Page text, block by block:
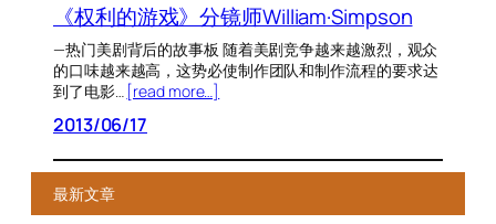
《权利的游戏》分镜师William·Simpson
—热门美剧背后的故事板 随着美剧竞争越来越激烈，观众
的口味越来越高，这势必使制作团队和制作流程的要求达
到了电影… [read more…]
2013/06/17
最新文章